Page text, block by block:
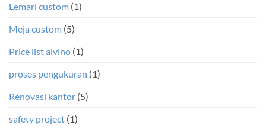
Lemari custom (1)
Meja custom (5)
Price list alvino (1)
proses pengukuran (1)
Renovasi kantor (5)
safety project (1)